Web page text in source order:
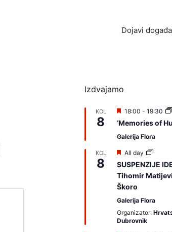
Dojavi
Izdvajamo
KOL
8
I
z
d
v
j
m
o
18:00 - 19:30
‘Memories of
Galerija Flora
KOL
8
I
z
d
v
a
a
o
All day
SUSPENZIJE
Tihomir
Škoro
Galerija Flora
Organizator:
Dubrovnik